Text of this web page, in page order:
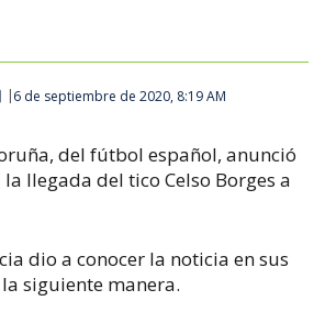
6 de septiembre de 2020, 8:19 AM
del fútbol español, anunció
llegada del tico Celso Borges a
dio a conocer la noticia en sus
siguiente manera.